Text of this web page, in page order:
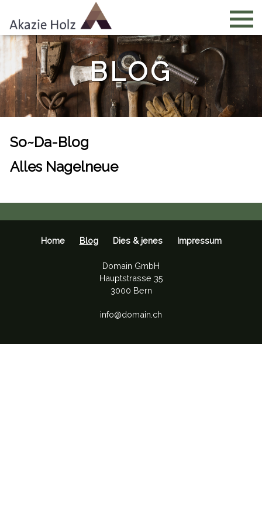
BLOG
So~Da-Blog
Alles Nagelneue
Home Blog Dies & jenes Impressum
Domain GmbH
Hauptstrasse 35
3000 Bern
info@domain.ch